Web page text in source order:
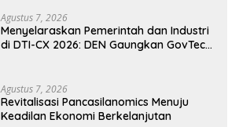
Agustus 7, 2026
Menyelaraskan Pemerintah dan Industri
di DTI-CX 2026: DEN Gaungkan GovTech,
Agustus 7, 2026
Revitalisasi Pancasilanomics Menuju
Keadilan Ekonomi Berkelanjutan